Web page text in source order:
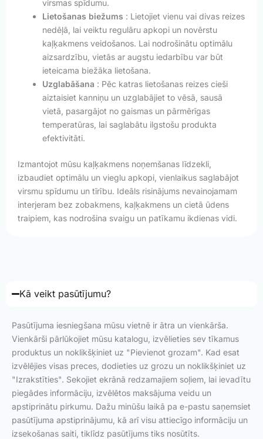
virsmas spīdumu.
Lietošanas biežums : Lietojiet vienu vai divas reizes
nedēļā, lai veiktu regulāru apkopi un novērstu
kaļķakmens veidošanos. Lai nodrošinātu optimālu
aizsardzību, vietās ar augstu iedarbību var būt
ieteicama biežāka lietošana.
Uzglabāšana : Pēc katras lietošanas reizes cieši
aiztaisiet kanniņu un uzglabājiet to vēsā, sausā
vietā, pasargājot no gaismas un pārmērīgas
temperatūras, lai saglabātu ilgstošu produkta
efektivitāti.
Izmantojot mūsu kaļķakmens noņemšanas līdzekli,
izbaudiet optimālu un vieglu apkopi, vienlaikus saglabājot
virsmu spīdumu un tīrību. Ideāls risinājums nevainojamam
interjeram bez zobakmens, kaļķakmens un cietā ūdens
traipiem, kas nodrošina svaigu un patīkamu ikdienas vidi.
Kā veikt pasūtījumu?
Pasūtījuma iesniegšana mūsu vietnē ir ātra un vienkārša.
Vienkārši pārlūkojiet mūsu katalogu, izvēlieties sev tīkamus
produktus un noklikšķiniet uz "Pievienot grozam". Kad esat
izvēlējies visas preces, dodieties uz grozu un noklikšķiniet uz
"Izrakstīties". Sekojiet ekrānā redzamajiem soļiem, lai ievadītu
piegādes informāciju, izvēlētos maksājuma veidu un
apstiprinātu pirkumu. Dažu minūšu laikā pa e-pastu saņemsiet
pasūtījuma apstiprinājumu, kā arī visu attiecīgo informāciju un
izsekošanas saiti, tiklīdz pasūtījums tiks nosūtīts.